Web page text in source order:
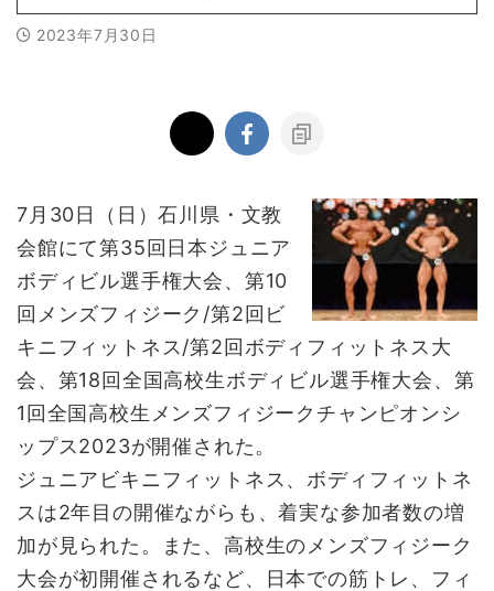
2023年7月30日
7月30日（日）石川県・文教
会館にて第35回日本ジュニア
ボディビル選手権大会、第10
回メンズフィジーク/第2回ビ
キニフィットネス/第2回ボディフィットネス大
会、第18回全国高校生ボディビル選手権大会、第
1回全国高校生メンズフィジークチャンピオンシ
ップス2023が開催された。
ジュニアビキニフィットネス、ボディフィットネ
スは2年目の開催ながらも、着実な参加者数の増
加が見られた。また、高校生のメンズフィジーク
大会が初開催されるなど、日本での筋トレ、フィ